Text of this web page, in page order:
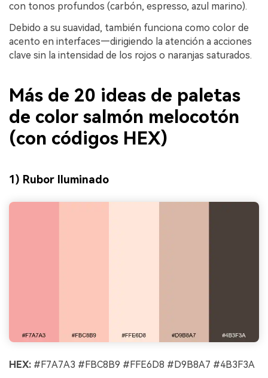
con tonos profundos (carbón, espresso, azul marino).
Debido a su suavidad, también funciona como color de
acento en interfaces—dirigiendo la atención a acciones
clave sin la intensidad de los rojos o naranjas saturados.
Más de 20 ideas de paletas
de color salmón melocotón
(con códigos HEX)
1) Rubor Iluminado
HEX: #F7A7A3 #FBC8B9 #FFE6D8 #D9B8A7 #4B3F3A